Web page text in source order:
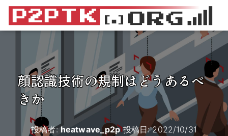
顔認識技術の規制はどうあるべ
きか
投稿者:heatwave_p2p投稿日:2022/10/31